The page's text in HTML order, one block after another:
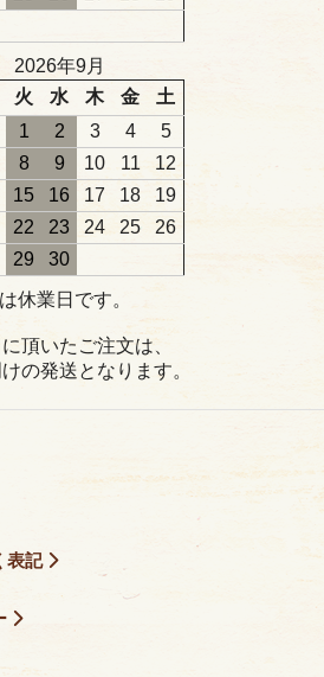
2026年9月
火 水 木 金
土
1
2 3 4
5
8 9 10 11
12
15 16 17 18
19
22 23 24 25
26
29
30
は休業日です。
頂いたご注文は、
の発送となります。
表記